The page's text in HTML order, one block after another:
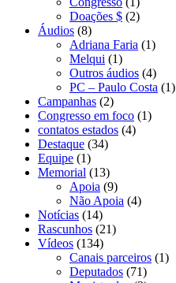
Doações $ (2)
Áudios (8)
Adriana Faria (1)
Melqui (1)
Outros áudios (4)
PC – Paulo Costa (1)
Campanhas (2)
Congresso em foco (1)
contatos estados (4)
Destaque (34)
Equipe (1)
Memorial (13)
Apoia (9)
Não Apoia (4)
Notícias (14)
Rascunhos (21)
Vídeos (134)
Canais parceiros (1)
Deputados (71)